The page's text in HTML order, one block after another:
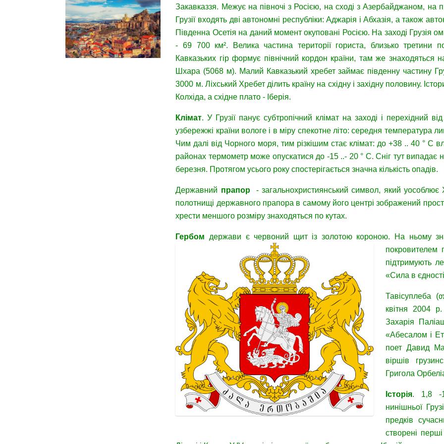
Закавказзя. Межує на півночі з Росією, на сході з Азербайджаном, на
Грузії входять дві автономні республіки: Аджарія і Абхазія, а також
Південна Осетія на даний момент окуповані Росією. На заході Грузія
- 69 700 км². Велика частина території гориста, близько третини
Кавказьких гір формує північний кордон країни, там же знаходяться
Шхара (5068 м). Малий Кавказький хребет займає південну частину
3000 м. Ліхський Хребет ділить країну на східну і західну половину.
Колхіда, а східне плато - Іберія.
Клімат. У Грузії панує субтропічний клімат на заході і перехідний
узбережжі країни вологе і в міру спекотне літо: середня температура
Чим далі від Чорного моря, тим різкішим стає клімат: до +38 .. 40 ° C
районах термометр може опускатися до -15 ..- 20 ° C. Сніг тут випадає
березня. Протягом усього року спостерігається значна кількість опадів.
Державний прапор- загальнохристиянський символ, який уособлює
полотнищі державного прапора в самому його центрі зображений
хрести меншого розміру знаходяться по кутах.
Гербом держави є червоний щит із золотою короною. На ньому
покровителем
підтримують
«Сила в
Тавісуплеба
квітня 2004
Захарія
«Абесалом і
поет Давид
віршів
Григола
Історія. 1,8 -
нинішньої
предків
створені